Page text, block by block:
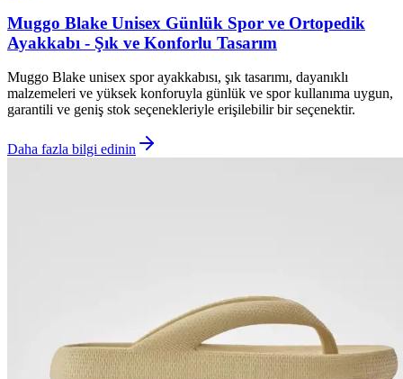
Muggo Blake Unisex Günlük Spor ve Ortopedik
Ayakkabı - Şık ve Konforlu Tasarım
Muggo Blake unisex spor ayakkabısı, şık tasarımı, dayanıklı
malzemeleri ve yüksek konforuyla günlük ve spor kullanıma uygun,
garantili ve geniş stok seçenekleriyle erişilebilir bir seçenektir.
Daha fazla bilgi edinin